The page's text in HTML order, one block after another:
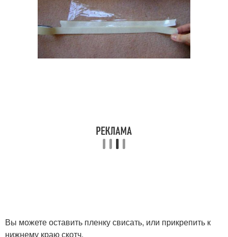
Вы можете оставить пленку свисать, или прикрепить к
нижнему краю скотч.